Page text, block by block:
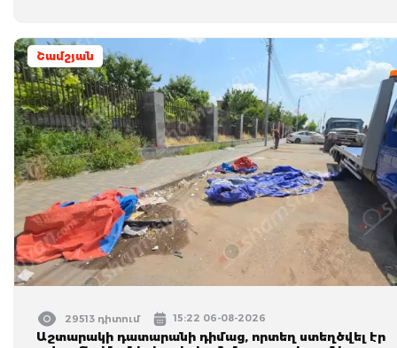
Շամշյան
29513 դիտում 15:22 06-08-2026
Աշտարակի դատարանի դիմաց, որտեղ ստեղծվել էր